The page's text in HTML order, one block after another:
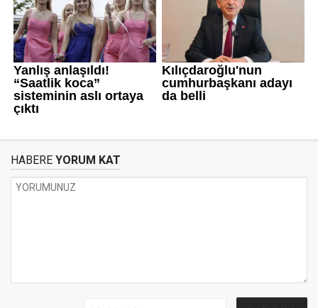
HABERE YORUM KAT